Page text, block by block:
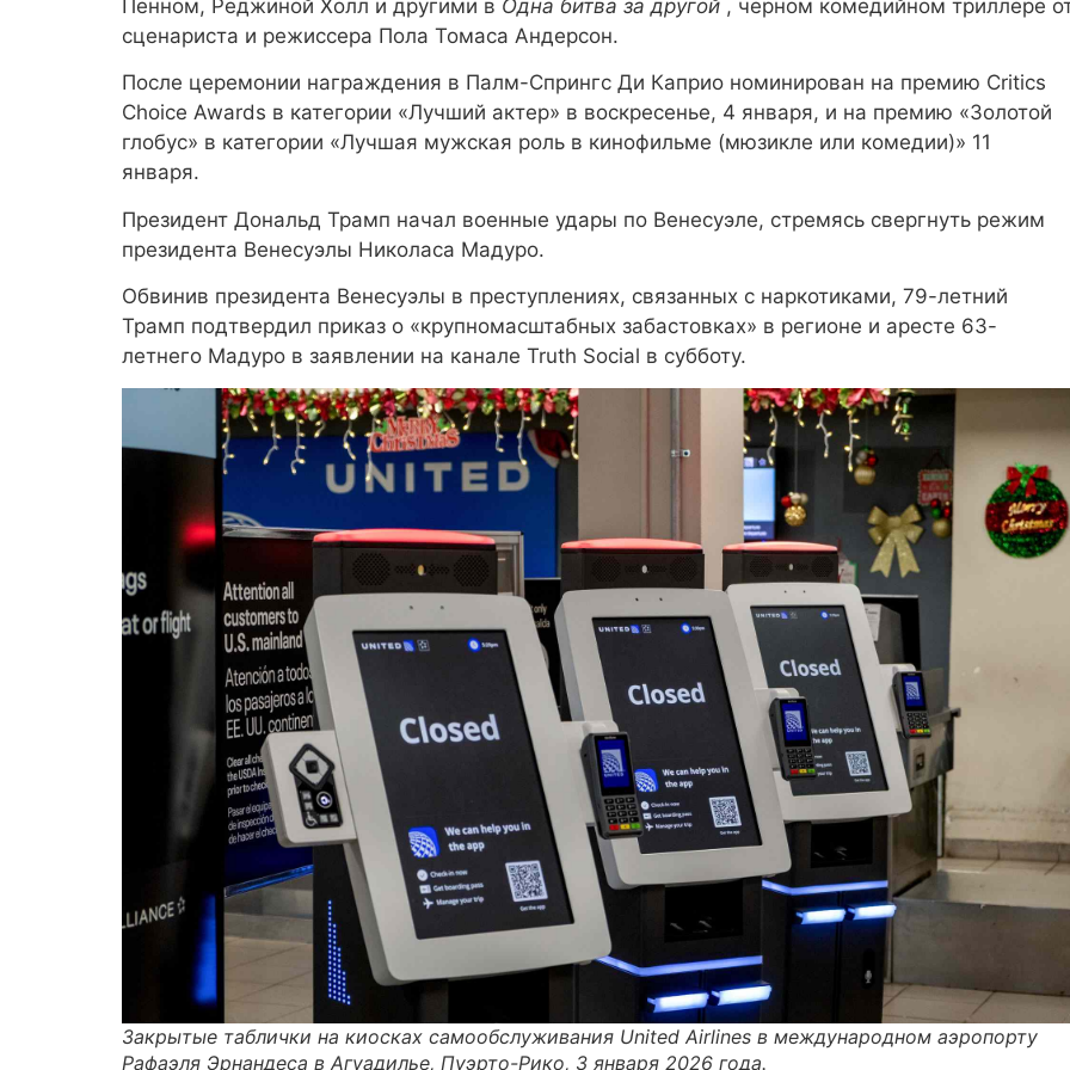
Пенном, Реджиной Холл и другими в Одна битва за другой , черном комедийном триллере
сценариста и режиссера Пола Томаса Андерсон.
После церемонии награждения в Палм-Спрингс Ди Каприо номинирован на премию Critics
Choice Awards в категории «Лучший актер» в воскресенье, 4 января, и на премию «Золотой
глобус» в категории «Лучшая мужская роль в кинофильме (мюзикле или комедии)» 11
января.
Президент Дональд Трамп начал военные удары по Венесуэле, стремясь свергнуть режим
президента Венесуэлы Николаса Мадуро.
Обвинив президента Венесуэлы в преступлениях, связанных с наркотиками, 79-летний
Трамп подтвердил приказ о «крупномасштабных забастовках» в регионе и аресте 63-
летнего Мадуро в заявлении на канале Truth Social в субботу.
Закрытые таблички на киосках самообслуживания United Airlines в международном аэропорту
Рафаэля Эрнандеса в Агуадилье, Пуэрто-Рико, 3 января 2026 года.